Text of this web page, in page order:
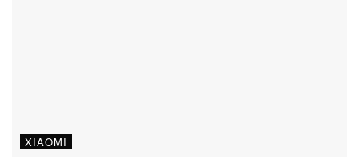
XIAOMI